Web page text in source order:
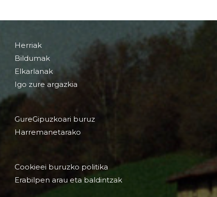
Herriak
Bildumak
Elkarlanak
Igo zure argazkia
GureGipuzkoari buruz
Harremanetarako
Cookieei buruzko politika
Erabilpen arau eta baldintzak